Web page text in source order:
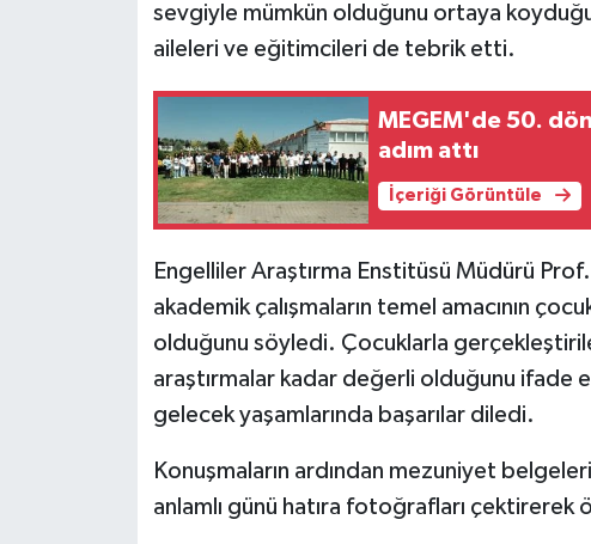
sevgiyle mümkün olduğunu ortaya
aileleri ve eğitimcileri de tebrik etti.
MEGEM'de 50.
adım attı
İçeriği Görüntüle
Engelliler Araştırma Enstitüsü Müdürü
akademik çalışmaların temel amacının
olduğunu söyledi. Çocuklarla
araştırmalar kadar değerli olduğunu ifade
gelecek yaşamlarında başarılar diledi.
Konuşmaların ardından mezuniyet
anlamlı günü hatıra fotoğrafları çektirerek